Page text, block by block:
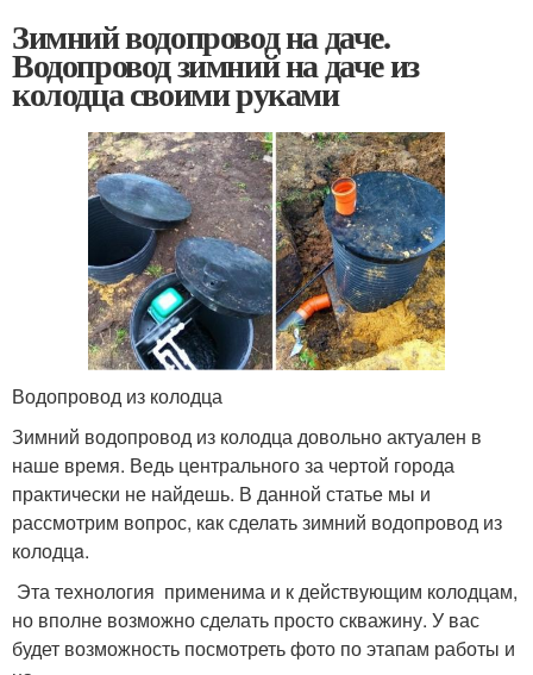
Зимний водопровод на даче.
Водопровод зимний на даче из
колодца своими руками
Водопровод из колодца
Зимний водопровод из колодца довольно актуален в
наше время. Ведь центрального за чертой города
практически не найдешь. В данной статье мы и
рассмотрим вопрос, кaк сделaть зимний водопровод из
колодцa.
Эта технология применима и к действующим колодцам,
но вполне возможно сделать просто скважину. У вас
будет возможность посмотреть фото по этапам работы и